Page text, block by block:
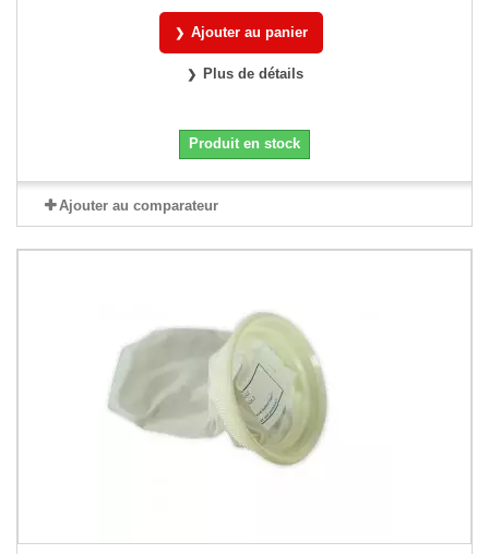
Ajouter au panier
Plus de détails
Produit en stock
Ajouter au comparateur